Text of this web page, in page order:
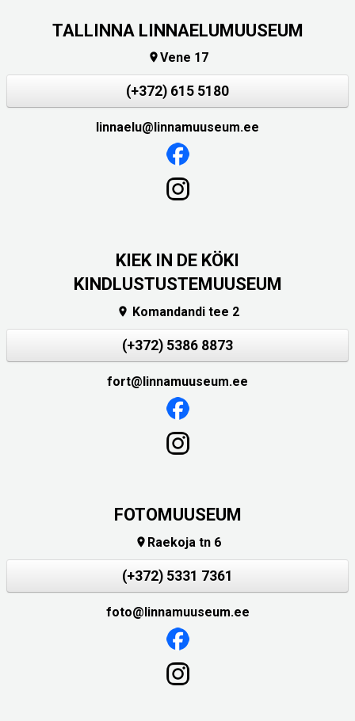
TALLINNA LINNAELUMUUSEUM
Vene 17
(+372) 615 5180
linnaelu@linnamuuseum.ee
KIEK IN DE KÖKI
KINDLUSTUSTEMUUSEUM
 Komandandi tee 2
(+372) 5386 8873
fort@linnamuuseum.ee
FOTOMUUSEUM
 Raekoja tn 6
(+372) 5331 7361
foto@linnamuuseum.ee